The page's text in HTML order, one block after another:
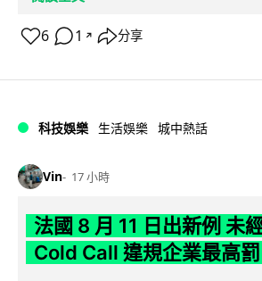
6 1 ↗ 分享
科技娛樂 生活娛樂 城中熱話
Vin 17 小時
法國 8 月 11 日出新例 未
Cold Call 違規企業最高